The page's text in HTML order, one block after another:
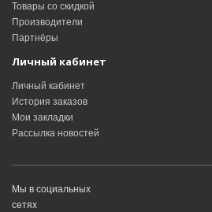
Товары со скидкой
Производители
Партнёры
Личный кабинет
Личный кабинет
История заказов
Мои закладки
Рассылка новостей
Мы в социальных
сетях